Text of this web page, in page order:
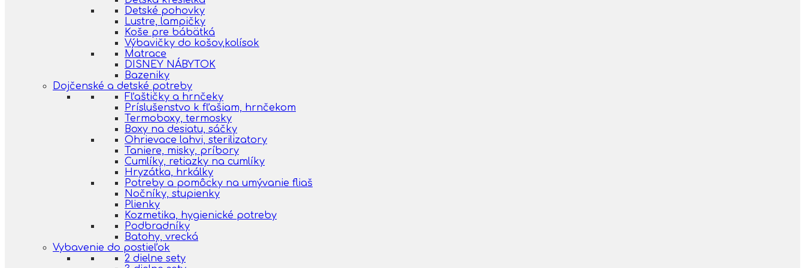
Detské pohovky
Lustre, lampičky
Koše pre bábätká
Výbavičky do košov,kolísok
Matrace
DISNEY NÁBYTOK
Bazeniky
Dojčenské a detské potreby
Fľaštičky a hrnčeky
Príslušenstvo k fľašiam, hrnčekom
Termoboxy, termosky
Boxy na desiatu, sáčky
Ohrievace lahvi, sterilizatory
Taniere, misky, príbory
Cumlíky, retiazky na cumlíky
Hryzátka, hrkálky
Potreby a pomôcky na umývanie fliaš
Nočníky, stupienky
Plienky
Kozmetika, hygienické potreby
Podbradníky
Batohy, vrecká
Vybavenie do postieľok
2 dielne sety